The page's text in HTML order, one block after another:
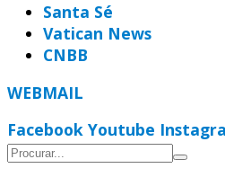
Santa Sé
Vatican News
CNBB
WEBMAIL
Facebook Youtube